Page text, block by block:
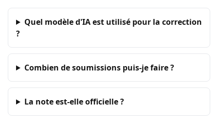
Quel modèle d'IA est utilisé pour la correction
?
Combien de soumissions puis-je faire ?
La note est-elle officielle ?